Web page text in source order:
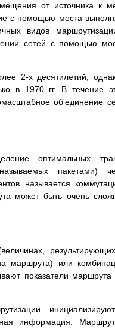
от источника к
с помощью моста
видов
сетей с помощью
2-х десятилетий,
в 1970 гг. В течение
об'единение
оптимальных
пакетами)
называется
может быть очень
маршрута) или
показатели маршрута
информация.